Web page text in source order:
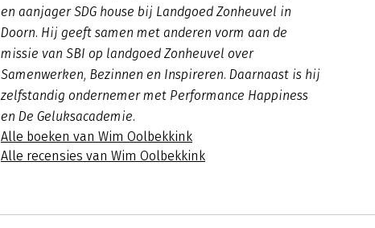
en aanjager SDG house bij Landgoed Zonheuvel in
Doorn. Hij geeft samen met anderen vorm aan de
missie van SBI op landgoed Zonheuvel over
Samenwerken, Bezinnen en Inspireren. Daarnaast is hij
zelfstandig ondernemer met Performance Happiness
en De Geluksacademie.
Alle boeken van Wim Oolbekkink
Alle recensies van Wim Oolbekkink